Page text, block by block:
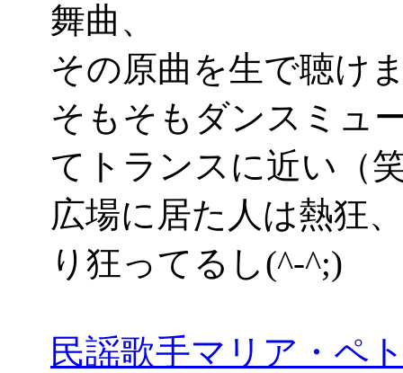
舞曲、
その原曲を生で聴け
そもそもダンスミュ
てトランスに近い（
広場に居た人は熱狂
り狂ってるし(^-^;)
民謡歌手マリア・ペ